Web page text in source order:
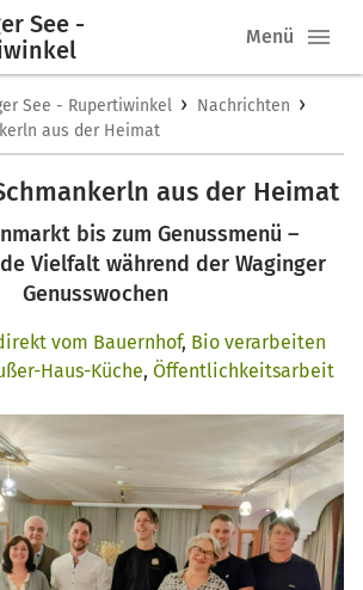
See -
Menü
See - Rupertiwinkel › Nachrichten ›
aus der Heimat
aus der Heimat
bis zum Genussmenü –
Vielfalt während der Waginger
Genusswochen
vom Bauernhof, Bio verarbeiten
Haus-Küche, Öffentlichkeitsarbeit